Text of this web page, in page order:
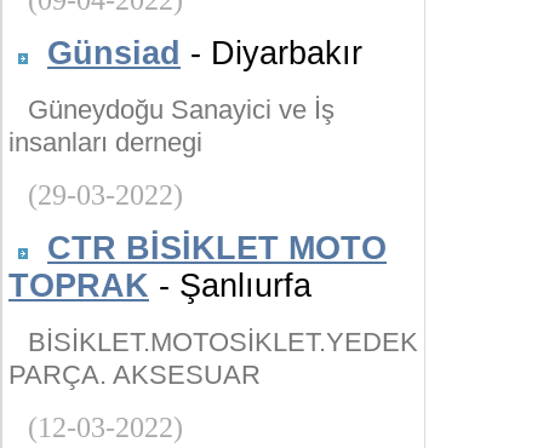
Günsiad - Diyarbakır
Güneydoğu Sanayici ve İş
insanları dernegi
(29-03-2022)
CTR BİSİKLET MOTO
TOPRAK - Şanlıurfa
BİSİKLET.MOTOSİKLET.YEDEK
PARÇA. AKSESUAR
(12-03-2022)